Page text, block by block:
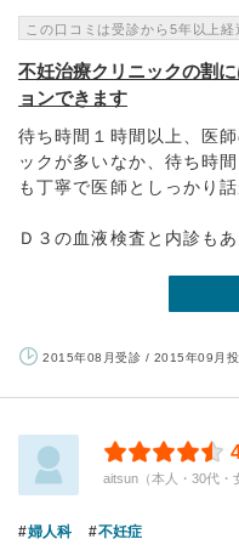
この口コミは受診から5年以上経
不妊治療クリニックの割
ョンできます
待ち時間１時間以上、医
ックが多いなか、待ち時
も丁寧で医師としっかり
Ｄ３の血液検査と内診も
2015年08月受診 / 2015年09月
aitsun（本人・30代・
婦人科 不妊症